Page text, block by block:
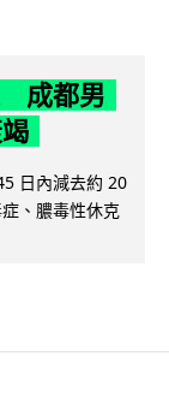
成都男
日內減去約 20
、膿毒性休克